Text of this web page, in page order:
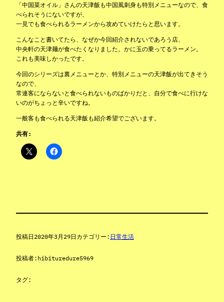
「中国菜オイル」さんの天津飯も中国風刺身も特別メニューなので、食
べられそうにないですが、
一見でも食べられるラーメンから攻めていけたらと思います。
こんなこと書いてたら、なぜか今回紹介されないであろう店、
中央軒の天津麺が食べたくなりました。かに玉の乗ってるラーメン。
これも美味しかったです。
今回のシリーズは裏メニューとか、特別メニューの天津飯が出てきそう
なので、
常連客にならないと食べられないものばかりだと、自分で食べに行けな
いのがちょっと辛いですね。
一般客も食べられる天津飯も紹介希望でございます。
共有:
投稿日2020年3月29日 カテゴリー: 日常生活
投稿者: hibituredure5969
タグ: